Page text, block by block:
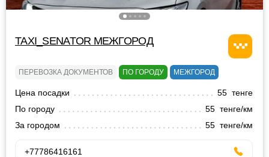
TAXI_SENATOR МЕЖГОРОД
ПЕРЕВОЗКА ДОКУМЕНТОВ ПО ГОРОДУ МЕЖГОРОД
Цена посадки
55 тенге
По городу
55 тенге/км
За городом
55 тенге/км
+77786416161